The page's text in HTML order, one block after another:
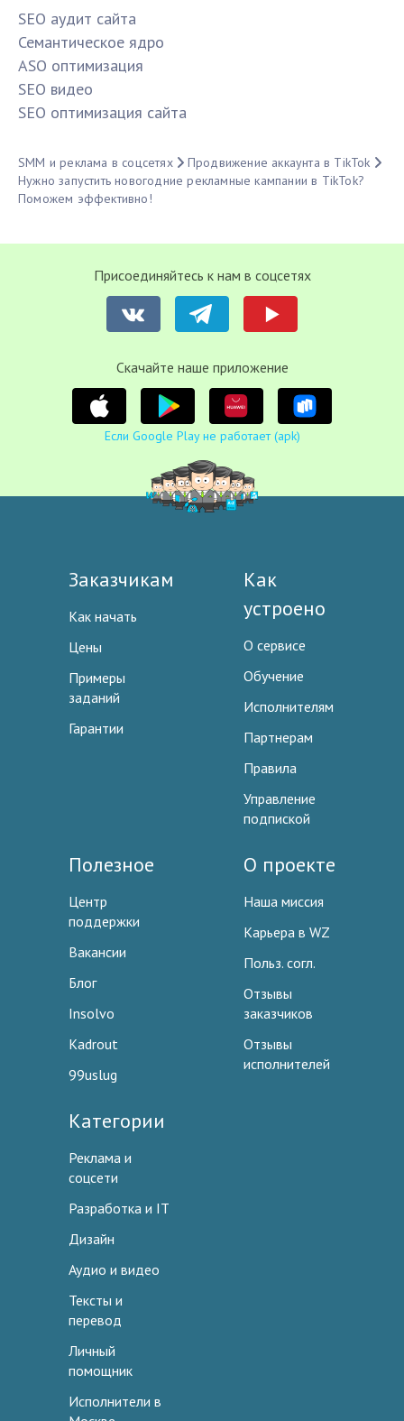
SЕО аудит сайта
Семантическое ядро
ASO оптимизация
SЕО видео
SЕО оптимизация сайта
SMM и реклама в соцсетях
Продвижение аккаунта в TikTok
Нужно запустить новогодние рекламные кампании в TikTok?
Поможем эффективно!
Присоединяйтесь к нам в соцсетях
Cкачайте наше приложение
Если Google Play не работает (apk)
Заказчикам
Как начать
Цены
Примеры
заданий
Гарантии
Как
устроено
О сервисе
Обучение
Исполнителям
Партнерам
Правила
Управление
подпиской
Полезное
Центр
поддержки
Вакансии
Блог
Insolvo
Kadrout
99uslug
О проекте
Наша миссия
Карьера в WZ
Польз. согл.
Отзывы
заказчиков
Отзывы
исполнителей
Категории
Реклама и
соцсети
Разработка и IT
Дизайн
Аудио и видео
Тексты и
перевод
Личный
помощник
Исполнители в